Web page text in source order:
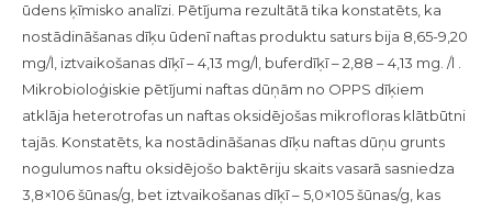
ūdens ķīmisko analīzi. Pētījuma rezultātā tika konstatēts, ka
nostādināšanas dīķu ūdenī naftas produktu saturs bija 8,65-9,20
mg/l, iztvaikošanas dīķī – 4,13 mg/l, buferdīķī – 2,88 – 4,13 mg. /l .
Mikrobioloģiskie pētījumi naftas dūņām no OPPS dīķiem
atklāja heterotrofas un naftas oksidējošas mikrofloras klātbūtni
tajās. Konstatēts, ka nostādināšanas dīķu naftas dūņu grunts
nogulumos naftu oksidējošo baktēriju skaits vasarā sasniedza
3,8×106 šūnas/g, bet iztvaikošanas dīķī – 5,0×105 šūnas/g, kas